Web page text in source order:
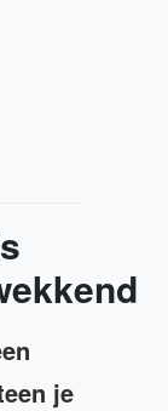
je